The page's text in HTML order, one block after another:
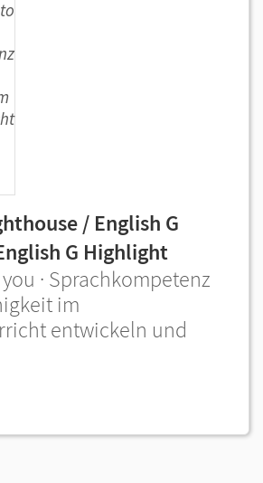
/ English G
G Highlight
· Sprachkompetenz
im
entwickeln und